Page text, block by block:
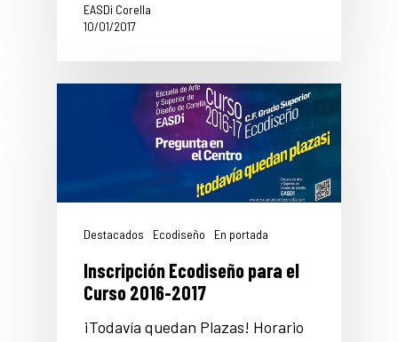
EASDi Corella
10/01/2017
Destacados Ecodiseño En portada
Inscripción Ecodiseño para el
Curso 2016-2017
¡Todavía quedan Plazas! Horario